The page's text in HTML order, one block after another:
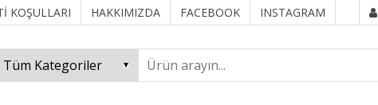
KOŞULLARI HAKKIMIZDA FACEBOOK INSTAGRAM